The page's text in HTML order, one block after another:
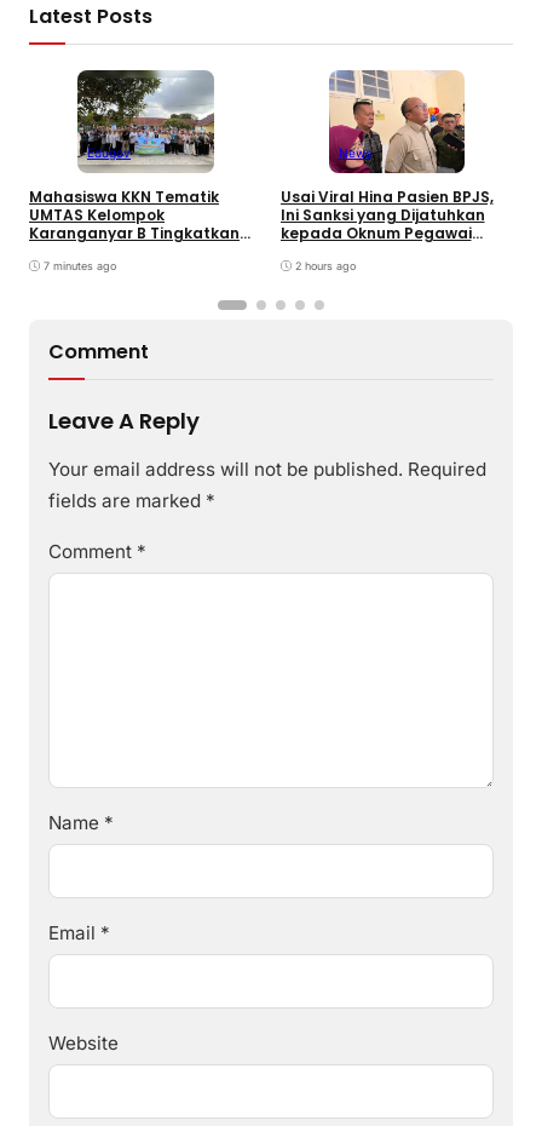
Latest Posts
Edugov
Mahasiswa KKN Tematik
UMTAS Kelompok
Karanganyar B Tingkatkan
melalui Program GEMILANG
7 minutes ago
News
Usai Viral Hina Pasien BPJS,
Ini Sanksi yang Dijatuhkan
kepada Oknum Pegawai
2 hours ago
Comment
Leave A Reply
Your email address will not be published. Required
fields are marked *
Comment *
Name *
Email *
Website